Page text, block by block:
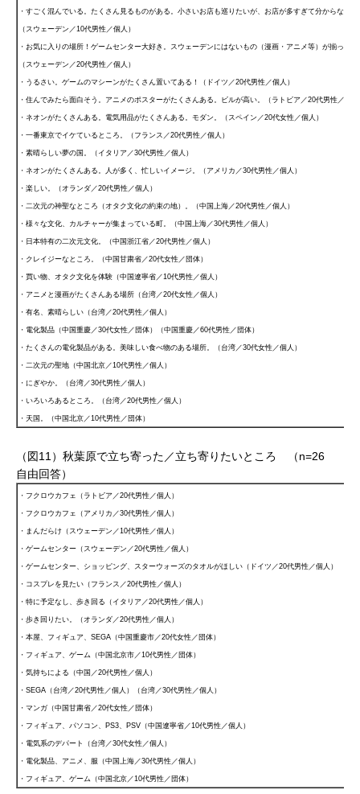
・すごく混んでいる。たくさん見るものがある。小さいお店も巡りたいが、お店が多すぎて分からない。
（スウェーデン／10代男性／個人）
・お気に入りの場所！ゲームセンター大好き。スウェーデンにはないもの（漫画・アニメ等）が揃ってい
（スウェーデン／20代男性／個人）
・うるさい。ゲームのマシーンがたくさん置いてある！（ドイツ／20代男性／個人）
・住んでみたら面白そう。アニメのポスターがたくさんある。ビルが高い。（ラトビア／20代男性／個
・ネオンがたくさんある。電気用品がたくさんある。モダン。（スペイン／20代女性／個人）
・一番東京でイケているところ。（フランス／20代男性／個人）
・素晴らしい夢の国。（イタリア／30代男性／個人）
・ネオンがたくさんある。人が多く、忙しいイメージ。（アメリカ／30代男性／個人）
・楽しい。（オランダ／20代男性／個人）
・二次元の神聖なところ（オタク文化の約束の地）。（中国上海／20代男性／個人）
・様々な文化、カルチャーが集まっている町。（中国上海／30代男性／個人）
・日本特有の二次元文化。（中国浙江省／20代男性／個人）
・クレイジーなところ。（中国甘粛省／20代女性／団体）
・買い物、オタク文化を体験（中国遼寧省／10代男性／個人）
・アニメと漫画がたくさんある場所（台湾／20代女性／個人）
・有名、素晴らしい（台湾／20代男性／個人）
・電化製品（中国重慶／30代女性／団体）（中国重慶／60代男性／団体）
・たくさんの電化製品がある。美味しい食べ物のある場所。（台湾／30代女性／個人）
・二次元の聖地（中国北京／10代男性／個人）
・にぎやか。（台湾／30代男性／個人）
・いろいろあるところ。（台湾／20代男性／個人）
・天国。（中国北京／10代男性／団体）
（図11）秋葉原で立ち寄った／立ち寄りたいところ （n=26
自由回答）
・フクロウカフェ（ラトビア／20代男性／個人）
・フクロウカフェ（アメリカ／30代男性／個人）
・まんだらけ（スウェーデン／10代男性／個人）
・ゲームセンター（スウェーデン／20代男性／個人）
・ゲームセンター、ショッピング、スターウォーズのタオルがほしい（ドイツ／20代男性／個人）
・コスプレを見たい（フランス／20代男性／個人）
・特に予定なし、歩き回る（イタリア／20代男性／個人）
・歩き回りたい。（オランダ／20代男性／個人）
・本屋、フィギュア、SEGA（中国重慶市／20代女性／団体）
・フィギュア、ゲーム（中国北京市／10代男性／団体）
・気持ちによる（中国／20代男性／個人）
・SEGA（台湾／20代男性／個人）（台湾／30代男性／個人）
・マンガ（中国甘粛省／20代女性／団体）
・フィギュア、パソコン、PS3、PSV（中国遼寧省／10代男性／個人）
・電気系のデパート（台湾／30代女性／個人）
・電化製品、アニメ、服（中国上海／30代男性／個人）
・フィギュア、ゲーム（中国北京／10代男性／団体）